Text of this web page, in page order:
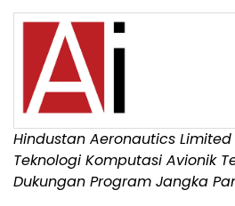
Hindustan Aeronautics
Teknologi Komputasi Avionik
Dukungan Program Jangka